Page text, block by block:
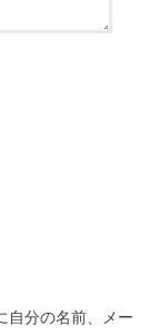
自分の名前、メー